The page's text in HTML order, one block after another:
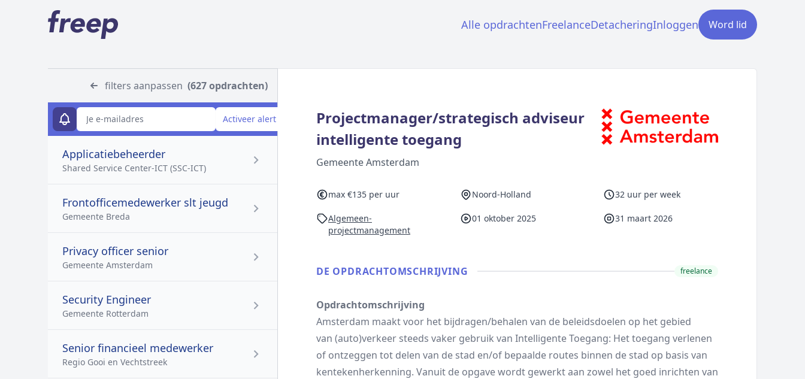
Alle opdrachtenFreelanceDetacheringInloggen Word lid
filters aanpassen (627 opdrachten)
E-mailadres
Activeer alert
Applicatiebeheerder
Shared Service Center-ICT (SSC-ICT)
Frontofficemedewerker slt jeugd
Gemeente Breda
Privacy officer senior
Gemeente Amsterdam
Security Engineer
Gemeente Rotterdam
Senior financieel medewerker
Regio Gooi en Vechtstreek
Projectmanager/strategisch adviseur
intelligente toegang
Gemeente Amsterdam
max €135 per uur Noord-Holland 32 uur per week
Algemeen-
projectmanagement
01 oktober 2025 31 maart 2026
DE OPDRACHT­OMSCHRIJVING freelance
Opdrachtomschrijving
Amsterdam maakt voor het bijdragen/behalen van de beleidsdoelen op het gebied
van (auto)verkeer steeds vaker gebruik van Intelligente Toegang: Het toegang verlenen
of ontzeggen tot delen van de stad en/of bepaalde routes binnen de stad op basis van
kentekenherkenning. Vanuit de opgave wordt gewerkt aan zowel het goed inrichten van